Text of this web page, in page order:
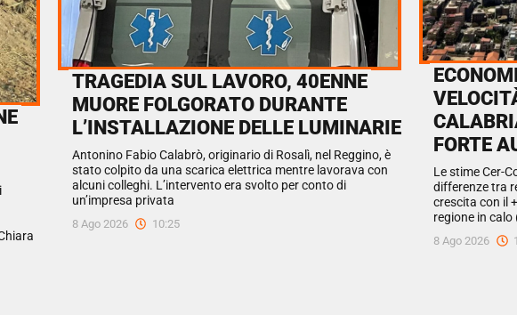
TRAGEDIA SUL LAVORO, 40ENNE
MUORE FOLGORATO DURANTE
L’INSTALLAZIONE DELLE LUMINARIE
Antonino Fabio Calabrò, originario di Rosalì, nel Reggino, è
stato colpito da una scarica elettrica mentre lavorava con
alcuni colleghi. L’intervento era svolto per conto di
un’impresa privata
8 Ago 2026 10:25
FORTE
Le stime Cer-
differenze tra
crescita con il
regione in calo
8 Ago 2026